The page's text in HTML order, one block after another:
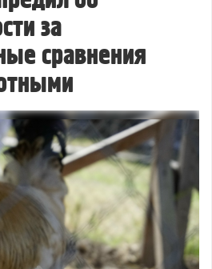
за
сравнения